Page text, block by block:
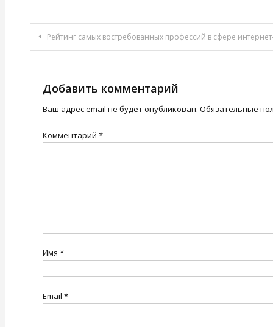
Навигация
по
записям
Рейтинг самых востребованных профессий в сфере интернет-
Добавить комментарий
Ваш адрес email не будет опубликован. Обязательные
Комментарий *
Имя *
Email *